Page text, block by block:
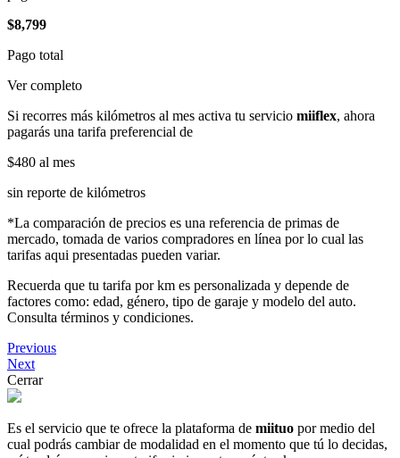
$8,799
Pago total
Ver completo
Si recorres más kilómetros al mes activa tu servicio miiflex, ahora
pagarás una tarifa preferencial de
$480 al mes
sin reporte de kilómetros
*La comparación de precios es una referencia de primas de
mercado, tomada de varios compradores en línea por lo cual las
tarifas aqui presentadas pueden variar.
Recuerda que tu tarifa por km es personalizada y depende de
factores como: edad, género, tipo de garaje y modelo del auto.
Consulta términos y condiciones.
Previous
Next
Cerrar
Es el servicio que te ofrece la plataforma de miituo por medio del
cual podrás cambiar de modalidad en el momento que tú lo decidas,